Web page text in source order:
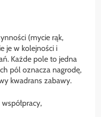
(mycie rąk,
je w kolejności i
Każde pole to jedna
pól oznacza nagrodę,
kwadrans zabawy.